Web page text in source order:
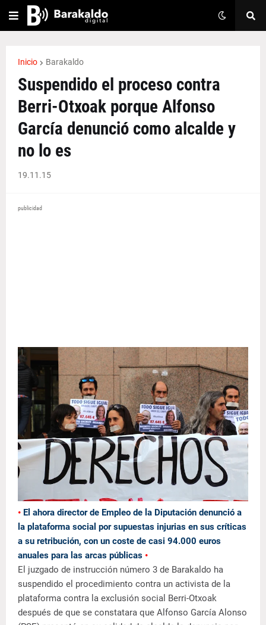
Inicio Barakaldo
Suspendido el proceso contra
Berri-Otxoak porque Alfonso
García denunció como alcalde y
no lo es
19.11.15
publicidad
• El ahora director de Empleo de la Diputación denunció a
la plataforma social por supuestas injurias en sus críticas
a su retribución, con un coste de casi 94.000 euros
anuales para las arcas públicas •
El juzgado de instrucción número 3 de Barakaldo ha
suspendido el procedimiento contra un activista de la
plataforma contra la exclusión social Berri-Otxoak
después de que se constatara que Alfonso García Alonso